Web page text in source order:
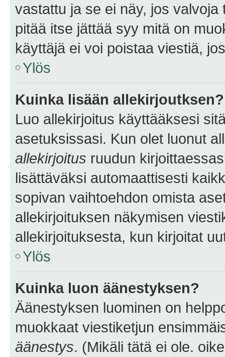
vastattu ja se ei näy, jos
pitää itse jättää syy mitä on
käyttäjä ei voi poistaa viestiä,
Ylös
Kuinka lisään allekirjoutksen?
Luo allekirjoitus käyttääksesi
asetuksissasi. Kun olet luonut
allekirjoitus ruudun
lisättäväksi automaattisesti
sopivan vaihtoehdon omista
allekirjoituksen näkymisen
allekirjoituksesta, kun kirjoitat
Ylös
Kuinka luon äänestyksen?
Äänestyksen luominen on
muokkaat viestiketjun
äänestys. (Mikäli tätä ei ole.